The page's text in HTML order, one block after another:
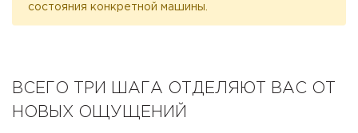
состояния конкретной машины.
ВСЕГО ТРИ ШАГА ОТДЕЛЯЮТ ВАС ОТ
НОВЫХ ОЩУЩЕНИЙ